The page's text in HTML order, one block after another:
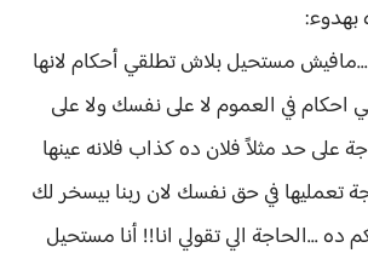
بهدوء:
مستحيل بلاش تطلقي أحكام لانها
في العموم لا على نفسك ولا على
على حد مثلاً فلان ده كذاب فلانه عينها
في حق نفسك لان ربنا بيسخر لك
ده ...الحاجة الي تقولي انا!! أنا مستحيل